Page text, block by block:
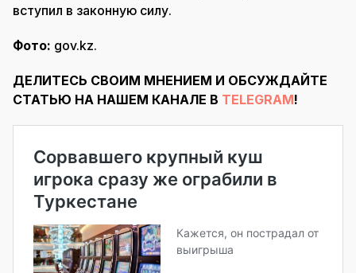
вступил в законную силу.
Фото: gov.kz.
ДЕЛИТЕСЬ СВОИМ МНЕНИЕМ И ОБСУЖДАЙТЕ
СТАТЬЮ НА НАШЕМ КАНАЛЕ В TELEGRAM!